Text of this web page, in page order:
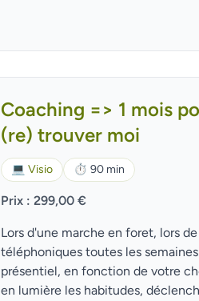
Coaching => 1 mois
(re) trouver moi
💻 Visio ⏱ 90 min
Prix : 299,00 €
Lors d'une marche en foret, lors
téléphoniques toutes les
présentiel, en fonction de votre
en lumière les habitudes,